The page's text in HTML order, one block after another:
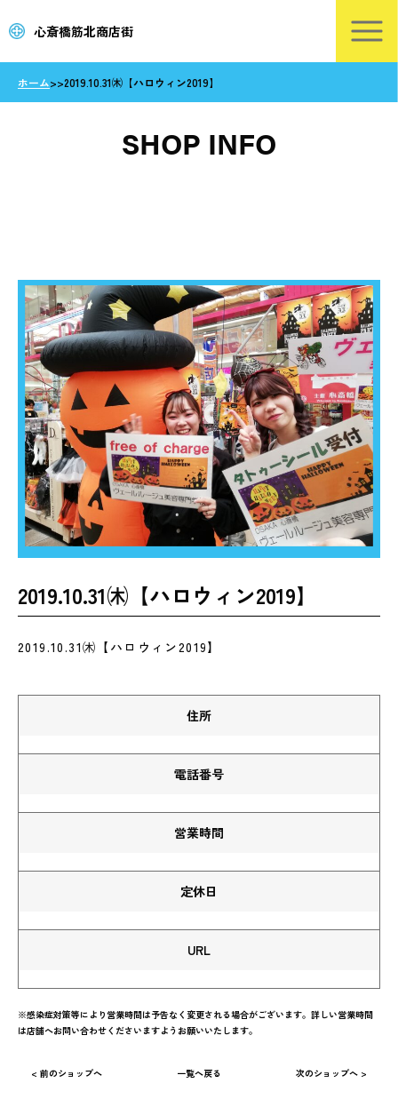
心斎橋筋北商店街
ホーム>>2019.10.31㈭【ハロウィン2019】
SHOP INFO
2019.10.31㈭【ハロウィン2019】
2019.10.31㈭【ハロウィン2019】
住所
電話番号
営業時間
定休日
URL
※感染症対策等により営業時間は予告なく変更される場合がございます。詳しい営業時間
は店舗へお問い合わせくださいますようお願いいたします。
< 前のショップへ 一覧へ戻る 次のショップへ >